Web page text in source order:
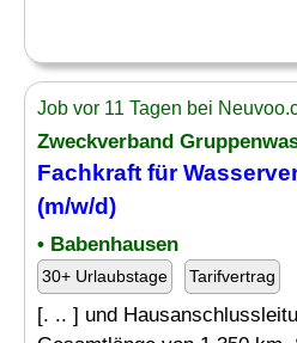
Job vor 11 Tagen bei
Zweckverband
Fachkraft für
(m/w/d)
• Babenhausen
30+ Urlaubstage Tarifvertrag
[. .. ] und